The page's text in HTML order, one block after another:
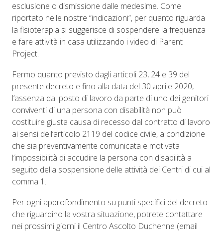
esclusione o dismissione dalle medesime. Come
riportato nelle nostre “indicazioni”, per quanto riguarda
la fisioterapia si suggerisce di sospendere la frequenza
e fare attività in casa utilizzando i video di Parent
Project.
Fermo quanto previsto dagli articoli 23, 24 e 39 del
presente decreto e fino alla data del 30 aprile 2020,
l’assenza dal posto di lavoro da parte di uno dei genitori
conviventi di una persona con disabilità non può
costituire giusta causa di recesso dal contratto di lavoro
ai sensi dell’articolo 2119 del codice civile, a condizione
che sia preventivamente comunicata e motivata
l’impossibilità di accudire la persona con disabilità a
seguito della sospensione delle attività dei Centri di cui al
comma 1.
Per ogni approfondimento su punti specifici del decreto
che riguardino la vostra situazione, potrete contattare
nei prossimi giorni il Centro Ascolto Duchenne (email